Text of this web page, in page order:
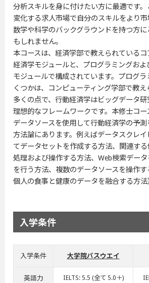
分析スキルを身に付けたい方に最適です
変化する求人市場で自分のスキルをより
数学や科学のバックグラウンドを持つ方
もしれません。
本コースは、経済学部で教えられている
経済学モジュールと、プログラミングお
モジュールで構成されています。プログ
くつかは、コンピューティング学部で教え
多くの点で、行動経済学はビッグデータ
理想的なフレームワークです。本修士コ
データソースを使用して行動経済学の予
方法論にあります。例えばデータスクレ
てデータセットを作成する方法、関連す
処理および操作する方法、Web検索データ
を行う方法、複数のデータソースを操作す
個人の食事と健康のデータを融合する方法
入学条件
入学条件 大学院パスウエイ
英語力 IELTS: 5.5 (全て 5.0＋)